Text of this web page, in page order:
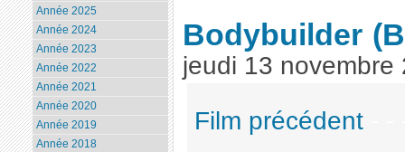
Bodybuilder
jeudi 13 novembre
Film précédent
Année 2025
Année 2024
Année 2023
Année 2022
Année 2021
Année 2020
Année 2019
Année 2018